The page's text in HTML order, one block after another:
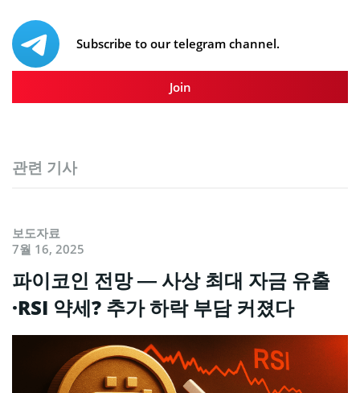
Subscribe to our telegram channel.
Join
관련 기사
보도자료
7월 16, 2025
파이코인 전망 — 사상 최대 자금 유출
·RSI 약세? 추가 하락 부담 커졌다